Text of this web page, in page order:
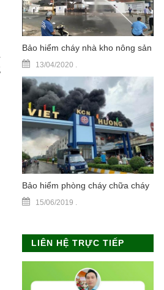
Bảo hiểm cháy nhà kho nông sản
13/04/2020 .
Bảo hiểm phòng cháy chữa cháy
15/06/2019 .
LIÊN HỆ TRỰC TIẾP